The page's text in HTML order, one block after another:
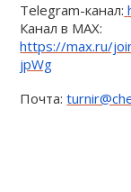
Telegram-канал:
Канал в MAX:
https://max.ru/
jpWg
Почта: